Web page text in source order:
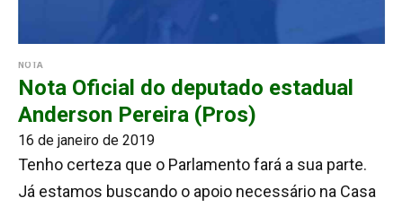
NOTA
Nota Oficial do deputado estadual
Anderson Pereira (Pros)
16 de janeiro de 2019
Tenho certeza que o Parlamento fará a sua parte.
Já estamos buscando o apoio necessário na Casa